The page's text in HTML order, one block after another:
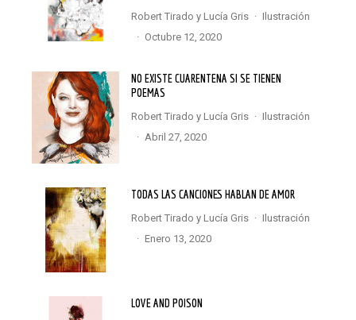
Robert Tirado yLucía Gris ·
Ilustración
·
octubre 12, 2020
NO EXISTE CUARENTENA SI SE TIENEN
POEMAS
Robert Tirado yLucía Gris ·
Ilustración
·
abril 27, 2020
TODAS LAS CANCIONES HABLAN DE AMOR
Robert Tirado yLucía Gris ·
Ilustración
·
enero 13, 2020
LOVE AND POISON